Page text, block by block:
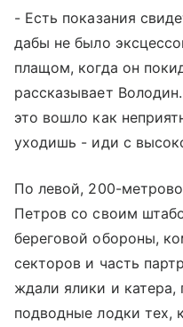
- Есть показания
дабы не было
плащом, когда он
рассказывает
это вошло как
уходишь - иди с
По левой, 200-
Петров со своим
береговой обороны,
секторов и часть
ждали ялики и катера,
подводные лодки тех,